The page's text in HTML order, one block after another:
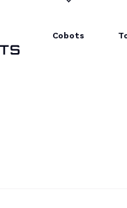
Cobots